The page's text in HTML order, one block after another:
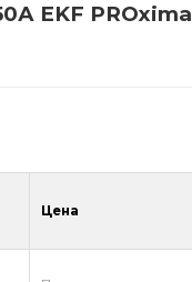
EKF PROxima
Цена